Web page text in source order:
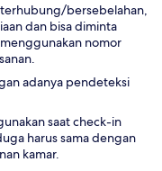
bersebelahan,
dan bisa diminta
nomor
adanya pendeteksi
saat check-in
harus sama dengan
kamar.